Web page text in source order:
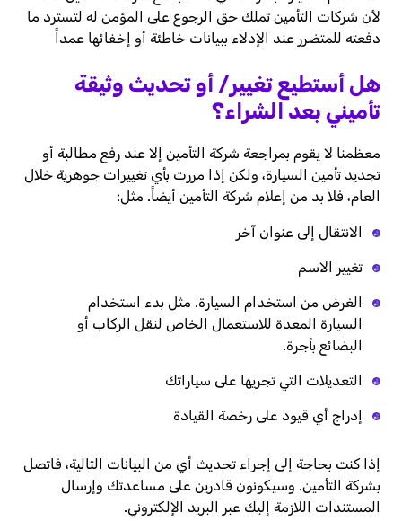
لأن شركات التأمين تملك حق الرجوع على المؤمن له لتسترد ما
دفعته للمتضرر عند الإدلاء ببيانات خاطئة أو إخفائها عمداً
هل أستطيع تغيير/ أو تحديث وثيقة
تأميني بعد الشراء؟
معظمنا لا يقوم بمراجعة شركة التأمين إلا عند رفع مطالبة أو
تجديد تأمين السيارة، ولكن إذا مررت بأي تغييرات جوهرية خلال
العام، فلا بد من إعلام شركة التأمين أيضاً. مثل:
الانتقال إلى عنوان آخر
تغيير الاسم
الغرض من استخدام السيارة. مثل بدء استخدام
السيارة المعدة للاستعمال الخاص لنقل الركاب أو
البضائع بأجرة.
التعديلات التي تجريها على سياراتك
إدراج أي قيود على رخصة القيادة
إذا كنت بحاجة إلى إجراء تحديث أي من البيانات التالية، فاتصل
بشركة التأمين. وسيكونون قادرين على مساعدتك وإرسال
المستندات اللازمة إليك عبر البريد الإلكتروني.